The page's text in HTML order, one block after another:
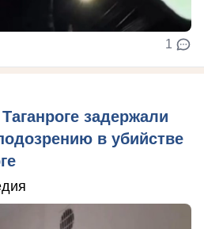
1
задержали
в убийстве